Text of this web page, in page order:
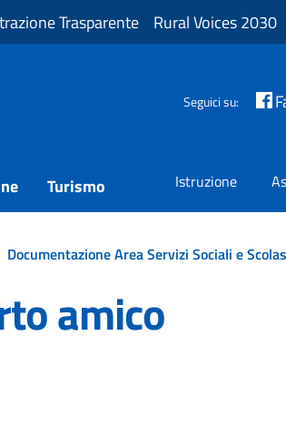
Trasparente Rural Voices 2030
Seguici su:
Turismo Istruzione
Documentazione Area Servizi Sociali e
amico